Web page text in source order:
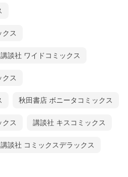
クス
談社 ワイドコミックス
クス
秋田書店 ボニータコミックス
クス 講談社 キスコミックス
談社 コミックスデラックス